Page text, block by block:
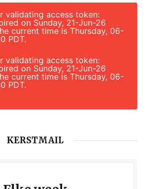
validating access token:
on Sunday, 21-Jun-26
current time is Thursday, 06-
PDT.
validating access token:
on Sunday, 21-Jun-26
current time is Thursday, 06-
PDT.
KERSTMAIL